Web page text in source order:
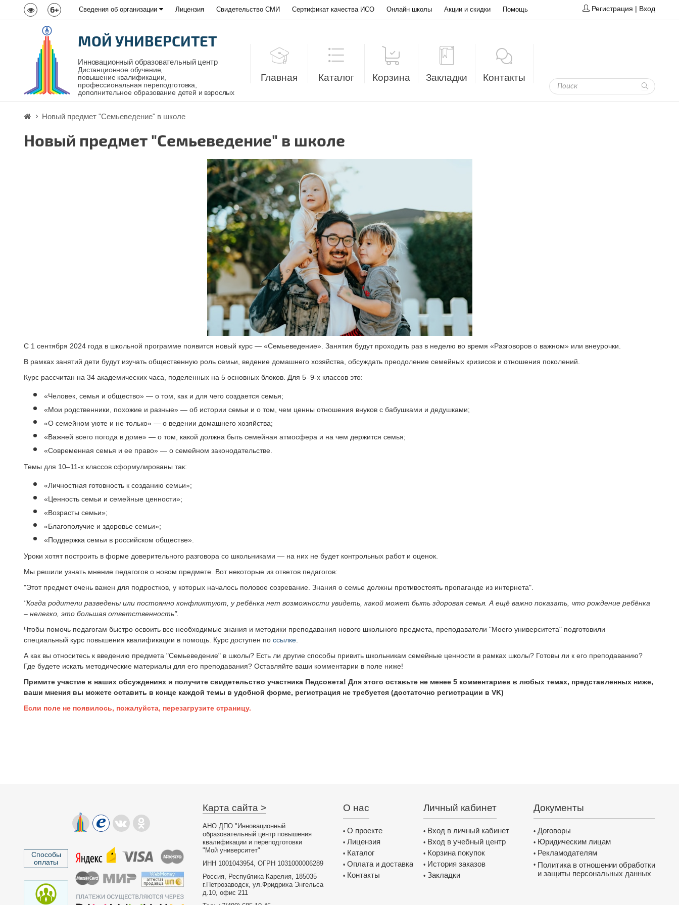
6+ Сведения об организации Лицензия Свидетельство СМИ Сертификат качества ИСО Онлайн школы Акции и скидки Помощь Регистрация | Вход
МОЙ УНИВЕРСИТЕТ
Инновационный образовательный центр
Дистанционное обучение,
повышение квалификации,
профессиональная переподготовка,
дополнительное образование детей и взрослых
Главная Каталог Корзина Закладки Контакты
Новый предмет "Семьеведение" в школе
Новый предмет "Семьеведение" в школе
С 1 сентября 2024 года в школьной программе появится новый курс — «Семьеведение». Занятия будут проходить раз в неделю во время «Разговоров о важном» или внеурочки.
В рамках занятий дети будут изучать общественную роль семьи, ведение домашнего хозяйства, обсуждать преодоление семейных кризисов и отношения поколений.
Курс рассчитан на 34 академических часа, поделенных на 5 основных блоков. Для 5–9-х классов это:
«Человек, семья и общество» — о том, как и для чего создается семья;
«Мои родственники, похожие и разные» — об истории семьи и о том, чем ценны отношения внуков с бабушками и дедушками;
«О семейном уюте и не только» — о ведении домашнего хозяйства;
«Важней всего погода в доме» — о том, какой должна быть семейная атмосфера и на чем держится семья;
«Современная семья и ее право» — о семейном законодательстве.
Темы для 10–11-х классов сформулированы так:
«Личностная готовность к созданию семьи»;
«Ценность семьи и семейные ценности»;
«Возрасты семьи»;
«Благополучие и здоровье семьи»;
«Поддержка семьи в российском обществе».
Уроки хотят построить в форме доверительного разговора со школьниками — на них не будет контрольных работ и оценок.
Мы решили узнать мнение педагогов о новом предмете. Вот некоторые из ответов педагогов:
"Этот предмет очень важен для подростков, у которых началось половое созревание. Знания о семье должны противостоять пропаганде из интернета".
"Когда родители разведены или постоянно конфликтуют, у ребёнка нет возможности увидеть, какой может быть здоровая семья. А ещё важно показать, что рождение ребёнка
– нелегко, это большая ответственность".
Чтобы помочь педагогам быстро освоить все необходимые знания и методики преподавания нового школьного предмета, преподаватели "Моего университета" подготовили
специальный курс повышения квалификации в помощь. Курс доступен по ссылке
А как вы относитесь к введению предмета "Семьеведение" в школы? Есть ли другие способы привить школьникам семейные ценности в рамках школы? Готовы ли к его преподаванию?
Где будете искать методические материалы для его преподавания? Оставляйте ваши комментарии в поле ниже!
Примите участие в наших обсуждениях и получите свидетельство участника Педсовета! Для этого оставьте не менее 5 комментариев в любых темах, представленных ниже,
ваши мнения вы можете оставить в конце каждой темы в удобной форме, регистрация не требуется (достаточно регистрации в VK)
Если поле не появилось, пожалуйста, перезагрузите страницу.
Способы
оплаты
Карта сайта >
АНО ДПО "Инновационный
образовательный центр повышения
квалификации и переподготовки
"Мой университет"
ИНН 1001043954, ОГРН 1031000006289
Россия, Республика Карелия, 185035
г.Петрозаводск, ул.Фридриха Энгельса
д.10, офис 211
О нас
• О проекте
• Лицензия
• Каталог
• Оплата и доставка
• Контакты
Личный кабинет
• Вход в личный кабинет
• Вход в учебный центр
• Корзина покупок
• История заказов
• Закладки
Документы
• Договоры
• Юридическим лицам
• Рекламодателям
• Политика в отношении обработки
и защиты персональных данных